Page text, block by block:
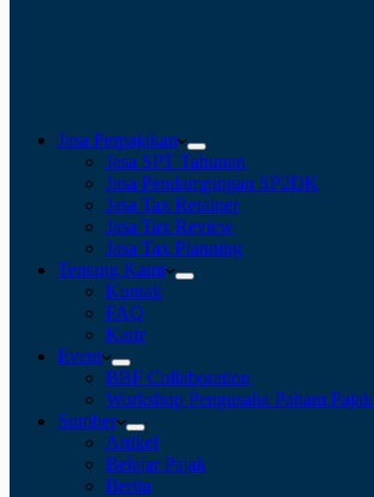
Jasa Perpajakan
Jasa SPT Tahunan
Jasa Pendampingan SP2DK
Jasa Tax Retainer
Jasa Tax Review
Jasa Tax Planning
Tentang Kami
Kontak
FAQ
Karir
Event
BBF Collaboration
Workshop Pengusaha Paham Pajak
Sumber
Artikel
Belajar Pajak
Berita